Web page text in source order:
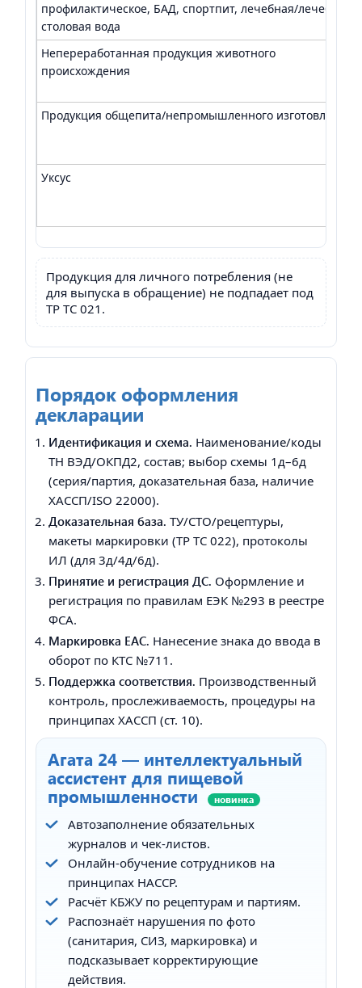
профилактическое, БАД, спортпит, лечебная/лечебно-
столовая вода
Непереработанная продукция животного
происхождения
Продукция общепита/непромышленного изготовления
Уксус
Продукция для личного потребления (не
для выпуска в обращение) не подпадает под
ТР ТС 021.
Порядок оформления
декларации
Идентификация и схема. Наименование/коды
ТН ВЭД/ОКПД2, состав; выбор схемы 1д–6д
(серия/партия, доказательная база, наличие
ХАССП/ISO 22000).
Доказательная база. ТУ/СТО/рецептуры,
макеты маркировки (ТР ТС 022), протоколы
ИЛ (для 3д/4д/6д).
Принятие и регистрация ДС. Оформление и
регистрация по правилам ЕЭК №293 в реестре
ФСА.
Маркировка EAC. Нанесение знака до ввода в
оборот по КТС №711.
Поддержка соответствия. Производственный
контроль, прослеживаемость, процедуры на
принципах ХАССП (ст. 10).
Агата 24 — интеллектуальный
ассистент для пищевой
промышленности новинка
Автозаполнение обязательных
журналов и чек-листов.
Онлайн-обучение сотрудников на
принципах HACCP.
Расчёт КБЖУ по рецептурам и партиям.
Распознаёт нарушения по фото
(санитария, СИЗ, маркировка) и
подсказывает корректирующие
действия.